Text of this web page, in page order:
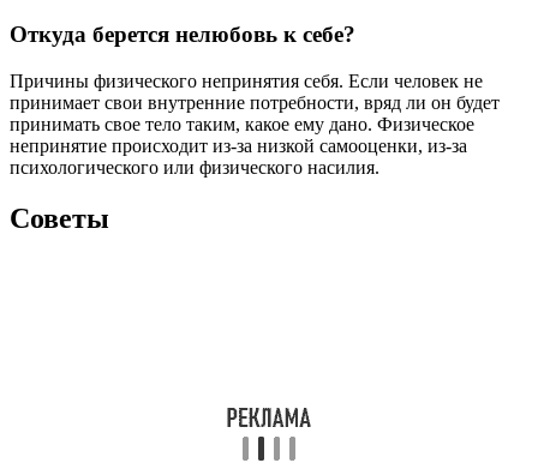
Откуда берется нелюбовь к себе?
Причины физического непринятия себя. Если человек не
принимает свои внутренние потребности, вряд ли он будет
принимать свое тело таким, какое ему дано. Физическое
непринятие происходит из-за низкой самооценки, из-за
психологического или физического насилия.
Советы